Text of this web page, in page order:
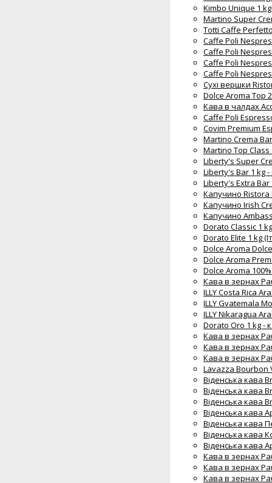
Kimbo Unique 1
Martino Super
Totti Caffe
Caffe Poli
Caffe Poli
Caffe Poli
Caffe Poli
Сухі вершки
Dolce Aroma Top
Кава в чалдах
Caffe Poli
Covim Premium
Martino Crema
Martino Top
Liberty's Super
Liberty's Bar 1 kg
Liberty's Extra
Капучино Ristora
Капучино Irish
Капучино
Dorato Classic 1
Dorato Elite 1 kg
Dolce Aroma
Dolce Aroma
Dolce Aroma
Кава в зернах
ILLY Costa Rica
ILLY Gvatemala
ILLY Nikaragua
Dorato Oro 1 kg -
Кава в зернах
Кава в зернах
Кава в зернах
Lavazza Bourbon
Віденська кава
Віденська кава
Віденська кава
Віденська кава
Віденська кава
Віденська кава
Віденська кава
Кава в зернах
Кава в зернах
Кава в зернах